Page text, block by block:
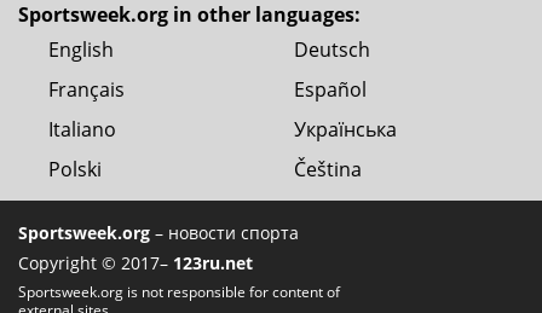
Sportsweek.org in other languages:
English
Deutsch
Français
Español
Italiano
Українська
Polski
Čeština
Sportsweek.org – новости спорта
Copyright © 2017– 123ru.net
Sportsweek.org is not responsible for content of